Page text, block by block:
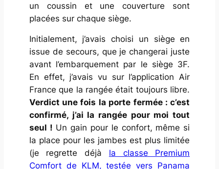
un coussin et une couverture sont
placées sur chaque siège.
Initialement, j’avais choisi un siège en
issue de secours, que je changerai juste
avant l’embarquement par le siège 3F.
En effet, j’avais vu sur l’application Air
France que la rangée était toujours libre.
Verdict une fois la porte fermée : c’est
confirmé, j’ai la rangée pour moi tout
seul ! Un gain pour le confort, même si
la place pour les jambes est plus limitée
(je regrette déjà la classe Premium
Comfort de KLM, testée vers Panama